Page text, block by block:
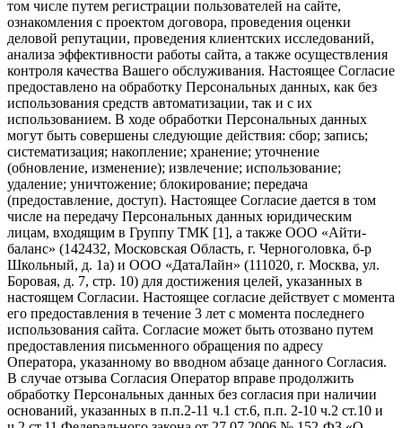
том числе путем регистрации пользователей на сайте,
ознакомления с проектом договора, проведения оценки
деловой репутации, проведения клиентских исследований,
анализа эффективности работы сайта, а также осуществления
контроля качества Вашего обслуживания. Настоящее Согласие
предоставлено на обработку Персональных данных, как без
использования средств автоматизации, так и с их
использованием. В ходе обработки Персональных данных
могут быть совершены следующие действия: сбор; запись;
систематизация; накопление; хранение; уточнение
(обновление, изменение); извлечение; использование;
удаление; уничтожение; блокирование; передача
(предоставление, доступ). Настоящее Согласие дается в том
числе на передачу Персональных данных юридическим
лицам, входящим в Группу ТМК [1], а также ООО «Айти-
баланс» (142432, Московская Область, г. Черноголовка, б-р
Школьный, д. 1а) и ООО «ДатаЛайн» (111020, г. Москва, ул.
Боровая, д. 7, стр. 10) для достижения целей, указанных в
настоящем Согласии. Настоящее согласие действует с момента
его предоставления в течение 3 лет с момента последнего
использования сайта. Согласие может быть отозвано путем
предоставления письменного обращения по адресу
Оператора, указанному во вводном абзаце данного Согласия.
В случае отзыва Согласия Оператор вправе продолжить
обработку Персональных данных без согласия при наличии
оснований, указанных в п.п.2-11 ч.1 ст.6, п.п. 2-10 ч.2 ст.10 и